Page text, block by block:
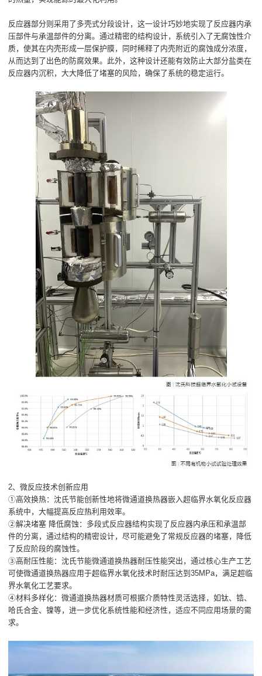
反应器部分则采用了多壳式分段设计，这一设计巧妙地实现了反应器内承
压部件与承温部件的分离。通过精密的结构设计，系统引入了无腐蚀性介
质，使其在内壳形成一层保护膜，同时稀释了内壳附近的腐蚀成分浓度，
从而达到了出色的防腐效果。此外，这种设计还能有效防止大部分盐类在
反应器内沉积，大大降低了堵塞的风险，确保了系统的稳定运行。
2、微反应技术创新应用
①高效换热：沈氏节能创新性地将微通道换热器嵌入超临界水氧化反应器
系统中，大幅提高反应热利用效率。
②解决堵塞 降低腐蚀：多段式反应器结构实现了反应器内承压和承温部
件的分离，通过结构的精密设计，尽可能避免了常规反应器的堵塞，降低
了反应阶段的腐蚀性。
③高耐压性能：沈氏节能微通道换热器耐压性能突出，通过核心生产工艺
可使微通道换热器应用于超临界水氧化技术时耐压达到35MPa，满足超临
界水氧化工艺要求。
④材料多样化：微通道换热器材质可根据介质特性灵活选择，如钛、锆、
哈氏合金、镍等，进一步优化系统性能和经济性，适应不同应用场景的需
求。